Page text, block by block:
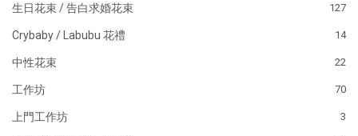
生日花束 / 告白求婚花束 127
Crybaby / Labubu 花禮 14
中性花束 22
工作坊 70
上門工作坊 3